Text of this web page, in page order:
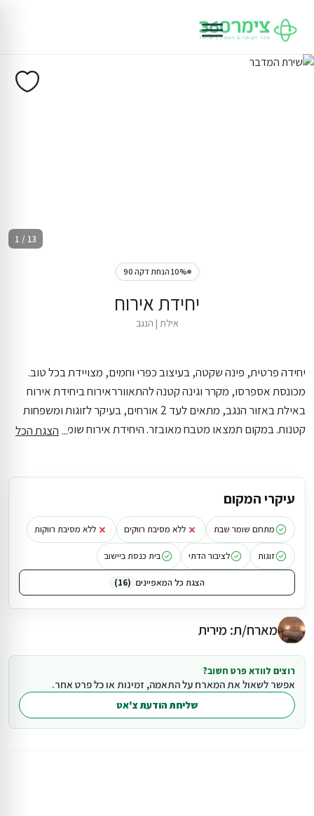
10% הנחת דקה 90
יחידת אירוח
אילת | הנגב
1 / 13
מארח/ת: מירית
יחידה פרטית, פינה שקטה, בעיצוב כפרי וחמים, מצויידת בכל טוב.
מכונסת אספרסו, מקרר וגינה קטנה להתאוורראירוח ביחידת אירוח
באילת באזור הנגב, מתאים לעד 2 אורחים, בעיקר לזוגות ומשפחות
קטנות. במקום תמצאו מטבח מאובזר. היחידת אירוח שומר שבת.הצגת הכל
רוצים לוודא פרט חשוב?
אפשר לשאול את המארח על התאמה, זמינות או כל פרט אחר.
שליחת הודעת צ'אט
עיקרי המקום
מתחם שומר שבת × ללא מסיבת רווקים × ללא מסיבת רווקות
זוגות לציבור הדתי בית כנסת ביישוב
הצגת כל המאפיינים 16